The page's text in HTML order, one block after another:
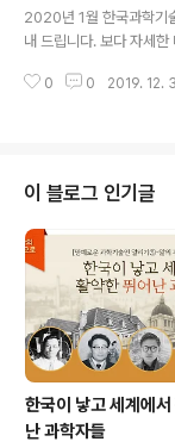
2. 19.(수), 16:00 - 장
2020년 1월 한국과학기
내 드립니다. 보다 자세
(화), 16:00 - 장 소: 더
※ 홍보팀 031-710-4602
0 0 2019. 12.
이 블로그 인기글
한국이 낳고 세계에서
난 과학자들